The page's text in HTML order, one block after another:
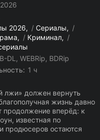
2026
2026 / Сериалы
/
/ Криминал
/
DL, WEBRip, BDRip
1 ч
лжи» должен вернуть
жизнь давно
продолжение вперёд: к
известная по
продюсеров остаются